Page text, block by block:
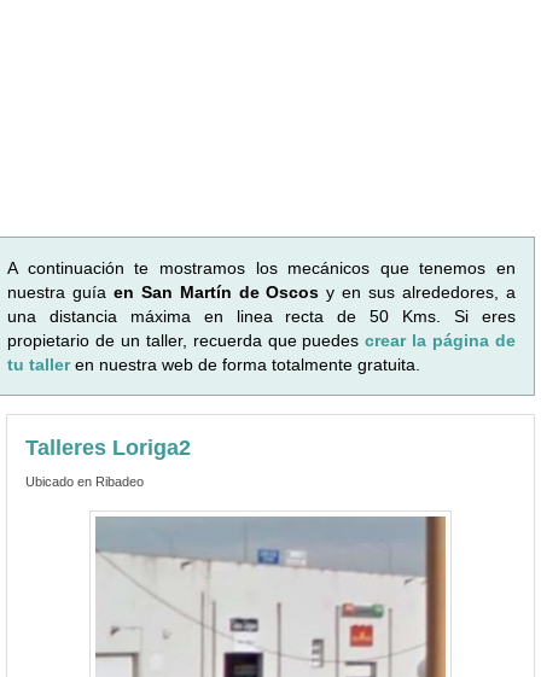
A continuación te mostramos los mecánicos que tenemos en
nuestra guía en San Martín de Oscos y en sus alrededores, a
una distancia máxima en linea recta de 50 Kms. Si eres
propietario de un taller, recuerda que puedescrear la página de
tu talleren nuestra web de forma totalmente gratuita.
Talleres Loriga2
Ubicado en Ribadeo